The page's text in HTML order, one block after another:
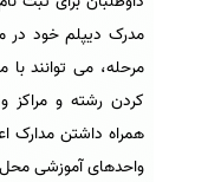
مدرک دیپلم خود در
مرحله، می توانند
کردن رشته و مراکز
واحدهای آموزشی